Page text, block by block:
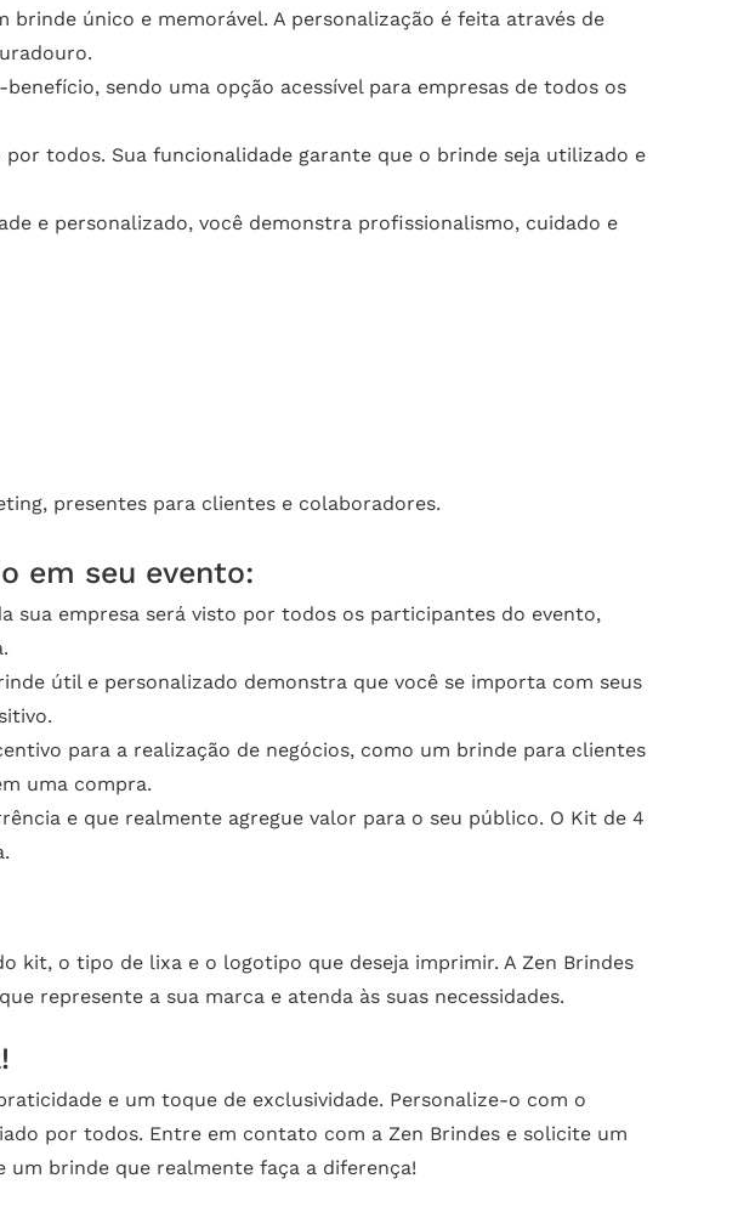
único e memorável. A personalização é feita através de
sendo uma opção acessível para empresas de todos os
todos. Sua funcionalidade garante que o brinde seja utilizado e
e personalizado, você demonstra profissionalismo, cuidado e
presentes para clientes e colaboradores.
em seu evento:
sua empresa será visto por todos os participantes do evento,
útil e personalizado demonstra que você se importa com seus
para a realização de negócios, como um brinde para clientes
uma compra.
e que realmente agregue valor para o seu público. O Kit de 4
kit, o tipo de lixa e o logotipo que deseja imprimir. A Zen Brindes
represente a sua marca e atenda às suas necessidades.
e um toque de exclusividade. Personalize-o com o
por todos. Entre em contato com a Zen Brindes e solicite um
um brinde que realmente faça a diferença!